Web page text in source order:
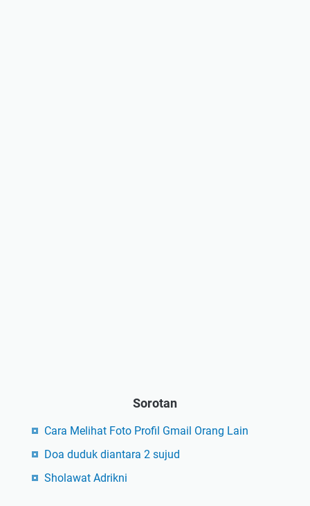
Sorotan
Cara Melihat Foto Profil Gmail Orang Lain
Doa duduk diantara 2 sujud
Sholawat Adrikni